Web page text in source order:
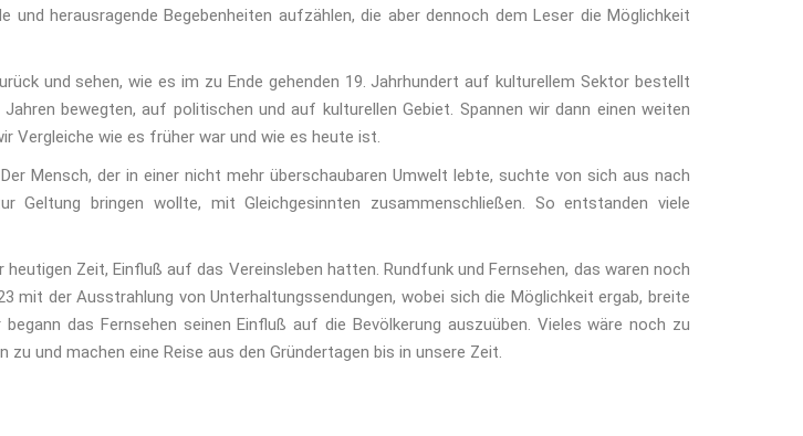
und herausragende Begebenheiten aufzählen, die aber dennoch dem Leser die Möglichkeit
und sehen, wie es im zu Ende gehenden 19. Jahrhundert auf kulturellem Sektor bestellt
bewegten, auf politischen und auf kulturellen Gebiet. Spannen wir dann einen weiten
Vergleiche wie es früher war und wie es heute ist.
Mensch, der in einer nicht mehr überschaubaren Umwelt lebte, suchte von sich aus nach
bringen wollte, mit Gleichgesinnten zusammenschließen. So entstanden viele
Zeit, Einfluß auf das Vereinsleben hatten. Rundfunk und Fernsehen, das waren noch
mit der Ausstrahlung von Unterhaltungssendungen, wobei sich die Möglichkeit ergab, breite
das Fernsehen seinen Einfluß auf die Bevölkerung auszuüben. Vieles wäre noch zu
und machen eine Reise aus den Gründertagen bis in unsere Zeit.